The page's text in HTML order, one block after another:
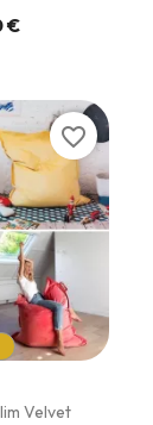
€
Velvet
favorite_border